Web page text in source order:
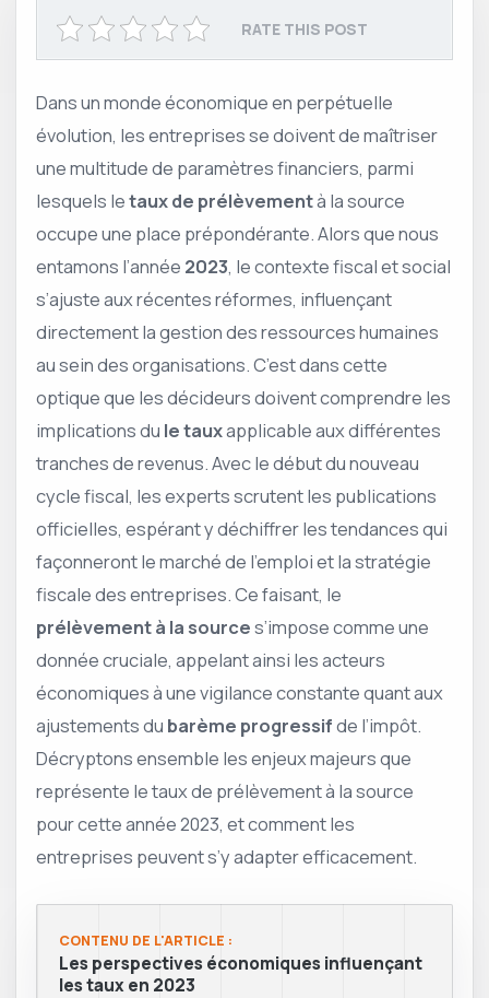
RATE THIS POST
Dans un monde économique en perpétuelle
évolution, les entreprises se doivent de maîtriser
une multitude de paramètres financiers, parmi
lesquels letaux de prélèvementà la source
occupe une place prépondérante. Alors que nous
entamons l’année 2023, le contexte fiscal et social
s’ajuste aux récentes réformes, influençant
directement la gestion des ressources humaines
au sein des organisations. C’est dans cette
optique que les décideurs doivent comprendre les
implications du le tauxapplicable aux différentes
tranches de revenus. Avec le début du nouveau
cycle fiscal, les experts scrutent les publications
officielles, espérant y déchiffrer les tendances qui
façonneront le marché de l’emploi et la stratégie
fiscale des entreprises. Ce faisant, le
prélèvement à la sources’impose comme une
donnée cruciale, appelant ainsi les acteurs
économiques à une vigilance constante quant aux
ajustements du barème progressifde l’impôt.
Décryptons ensemble les enjeux majeurs que
représente le taux de prélèvement à la source
pour cette année 2023, et comment les
entreprises peuvent s’y adapter efficacement.
CONTENU DE L'ARTICLE :
Les perspectives économiques influençant
les taux en 2023